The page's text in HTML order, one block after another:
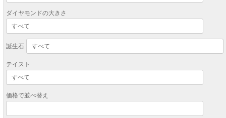
ダイヤモンドの大きさ
誕生石
テイスト
価格で並べ替え